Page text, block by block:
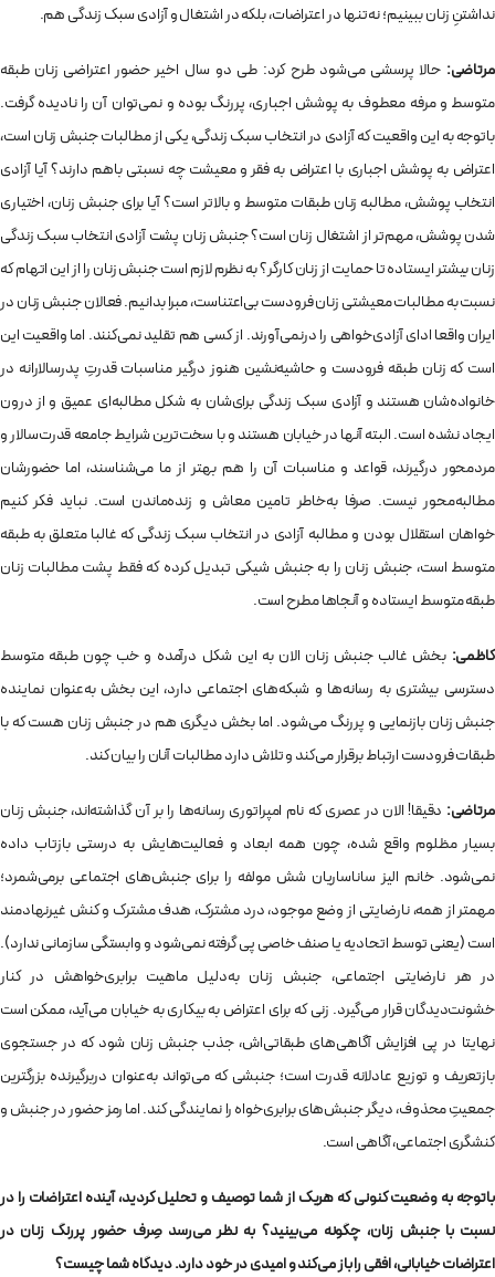
نداشتنِ زنان ببینیم؛ نه‌تنها در اعتراضات، بلکه در اشتغال و آزادی سبک زندگی هم.
مرتاضی: حالا پرسشی می‌شود طرح کرد: طی دو سال اخیر حضور اعتراضی زنان طبقه
متوسط و مرفه معطوف به پوشش اجباری، پررنگ بوده و نمی‌توان آن را نادیده گرفت.
باتوجه به این واقعیت که آزادی در انتخاب سبک زندگی، یکی از مطالبات جنبش زنان است،
اعتراض به پوشش اجباری با اعتراض به فقر و معیشت چه نسبتی باهم دارند؟ آیا آزادی
انتخاب پوشش، مطالبه زنان طبقات متوسط و بالاتر است؟ آیا برای جنبش زنان، اختیاری
شدن پوشش، مهم‌تر از اشتغال زنان است؟ جنبش زنان پشت آزادی انتخاب سبک زندگی
زنان بیشتر ایستاده تا حمایت از زنان کارگر؟ به نظرم لازم است جنبش زنان را از این اتهام که
نسبت به مطالبات معیشتی زنان فرودست بی‌اعتناست، مبرا بدانیم. فعالان جنبش زنان در
ایران واقعا ادای آزادی‌خواهی را درنمی‌آورند. از کسی هم تقلید نمی‌کنند. اما واقعیت این
است که زنان طبقه فرودست و حاشیه‌نشین هنوز درگیر مناسبات قدرتِ پدرسالارانه در
خانواده‌شان هستند و آزادی سبک زندگی برای‌شان به شکل مطالبه‌ای عمیق و از درون
ایجاد نشده است. البته آنها در خیابان هستند و با سخت‌ترین شرایط جامعه قدرت‌سالار و
مردمحور درگیرند، قواعد و مناسبات آن را هم بهتر از ما می‌شناسند، اما حضورشان
مطالبه‌محور نیست. صرفا به‌خاطر تامین معاش‌ و زنده‌ماندن است. نباید فکر کنیم
خواهان استقلال بودن و مطالبه آزادی در انتخاب سبک زندگی که غالبا متعلق به طبقه
متوسط است، جنبش زنان را به جنبش شیکی تبدیل کرده که فقط پشت مطالبات زنان
طبقه متوسط ایستاده و آنجاها مطرح است.
کاظمی: بخش غالب جنبش زنان الان به این شکل درآمده و خب چون طبقه متوسط
دسترسی بیشتری به رسانه‌ها و شبکه‌های اجتماعی دارد، این بخش به‌عنوان نماینده
جنبش زنان بازنمایی و پررنگ می‌شود. اما بخش دیگری هم در جنبش زنان هست که با
طبقات فرودست ارتباط برقرار می‌کند و تلاش دارد مطالبات آنان را بیان کند.
مرتاضی: دقیقا! الان در عصری که نام امپراتوری رسانه‌ها را بر آن گذاشته‌اند، جنبش زنان
بسیار مظلوم واقع شده، چون همه ابعاد و فعالیت‌هایش به درستی بازتاب داده
نمی‌شود. خانم الیز ساناساریان شش مولفه را برای جنبش‌های اجتماعی برمی‌شمرد؛
مهمتر از همه، نارضایتی از وضع موجود، درد مشترک، هدف مشترک و کنش غیرنهادمند
است (یعنی توسط اتحادیه یا صنف خاصی پی گرفته نمی‌شود و وابستگی سازمانی ندارد).
در هر نارضایتی اجتماعی، جنبش زنان به‌دلیل ماهیت برابری‌خواهش در کنار
خشونت‌دیدگان قرار می‌گیرد. زنی که برای اعتراض به بیکاری به خیابان می‌آید، ممکن است
نهایتا در پی افزایش آگاهی‌های طبقاتی‌اش، جذب جنبش زنان شود که در جستجوی
بازتعریف و توزیع عادلانه قدرت است؛ جنبشی که می‌تواند به‌عنوان دربرگیرنده بزرگترین
جمعیتِ محذوف، دیگر جنبش‌های برابری‌خواه را نمایندگی کند. اما رمز حضور در جنبش و
کنشگری اجتماعی، آگاهی است.
باتوجه به وضعیت کنونی که هریک از شما توصیف و تحلیل کردید، آینده اعتراضات را در
نسبت با جنبش زنان، چگونه می‌بینید؟ به نظر می‌رسد صِرف حضور پررنگ زنان در
اعتراضات خیابانی، افقی را باز می‌کند و امیدی در خود دارد. دیدگاه شما چیست؟